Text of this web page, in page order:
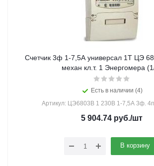
Счетчик 3ф 1-7,5А универсал 1Т ЦЭ
механ кл.т. 1 Энергомера
Есть в наличии (4)
Артикул: ЦЭ6803В 1 230В 1-7,5А 3ф.
5 904.74 руб./шт
В корзину